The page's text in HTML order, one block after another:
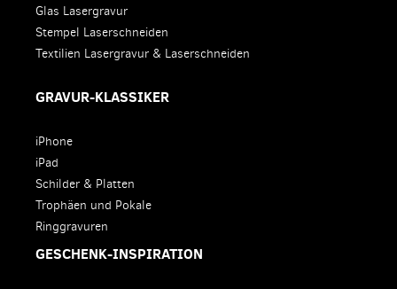
Glas Lasergravur
Stempel Laserschneiden
Textilien Lasergravur & Laserschneiden
GRAVUR-KLASSIKER
iPhone
iPad
Schilder & Platten
Trophäen und Pokale
Ringgravuren
GESCHENK-INSPIRATION